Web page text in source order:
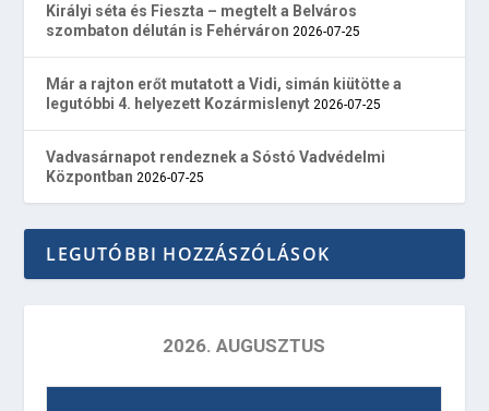
Királyi séta és Fieszta – megtelt a Belváros
szombaton délután is Fehérváron 2026-07-25
Már a rajton erőt mutatott a Vidi, simán kiütötte a
legutóbbi 4. helyezett Kozármislenyt 2026-07-25
Vadvasárnapot rendeznek a Sóstó Vadvédelmi
Központban 2026-07-25
LEGUTÓBBI HOZZÁSZÓLÁSOK
2026. AUGUSZTUS